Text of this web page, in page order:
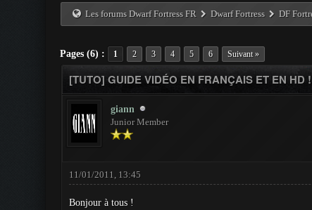
Les forums Dwarf Fortress FR Dwarf Fortress DF
Pages (6) : 1 2 3 4 5 6 Suivant »
[TUTO] GUIDE VIDÉO EN FRANÇAIS ET EN HD !
giann
Junior Member
11/01/2011, 13:45
Bonjour à tous !